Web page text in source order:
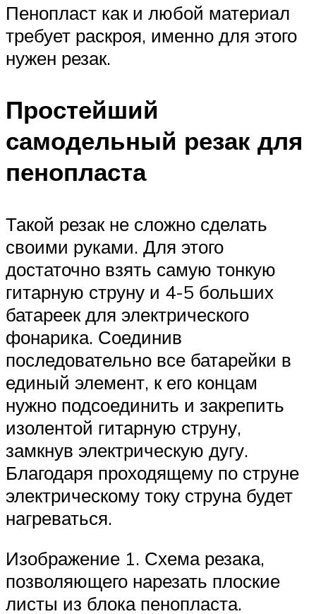
Пенопласт как и любой материал
требует раскроя, именно для этого
нужен резак.
Простейший
самодельный резак для
пенопласта
Такой резак не сложно сделать
своими руками. Для этого
достаточно взять самую тонкую
гитарную струну и 4-5 больших
батареек для электрического
фонарика. Соединив
последовательно все батарейки в
единый элемент, к его концам
нужно подсоединить и закрепить
изолентой гитарную струну,
замкнув электрическую дугу.
Благодаря проходящему по струне
электрическому току струна будет
нагреваться.
Изображение 1. Схема резака,
позволяющего нарезать плоские
листы из блока пенопласта.